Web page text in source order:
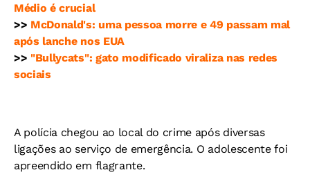
Médio é crucial
>> McDonald's: uma pessoa morre e 49 passam mal
após lanche nos EUA
>> "Bullycats": gato modificado viraliza nas redes
sociais
A polícia chegou ao local do crime após diversas
ligações ao serviço de emergência. O adolescente foi
apreendido em flagrante.